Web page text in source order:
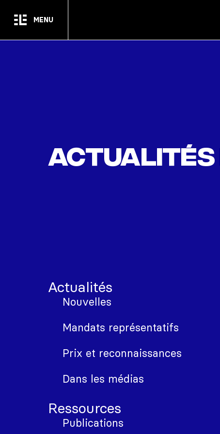
MENU
Actualités
Actualités
Nouvelles
Mandats représentatifs
Prix et reconnaissances
Dans les médias
Ressources
Publications